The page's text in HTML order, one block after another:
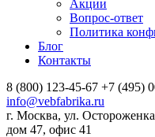
Акции
Вопрос-ответ
Политика
Блог
Контакты
8 (800) 123-45-67 +7 (495)
info@vebfabrika.ru
г. Москва, ул. Остороженка
дом 47, офис 41